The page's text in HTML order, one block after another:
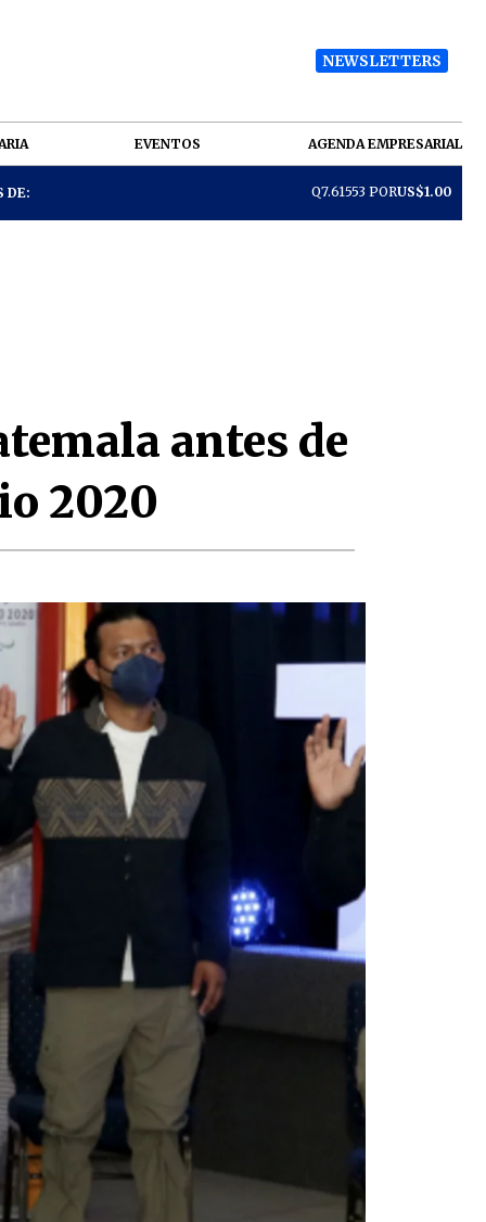
NEWSLETTERS
EVENTOS AGENDA EMPRESARIAL
DE: Q7.61553 PORUS$1.00
antes de
2020